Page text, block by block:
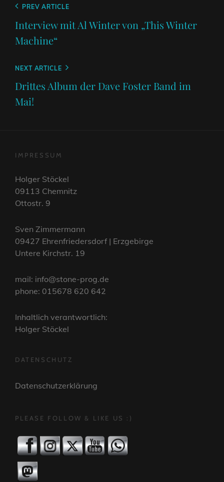
Beitragsnavigation
Previous
PREV ARTICLE
Interview mit Al Winter von „This Winter
Machine“
Next
Post
NEXT ARTICLE
Drittes Album der Dave Foster Band im
Mai!
IMPRESSUM
Holger Stöckel
09113 Chemnitz
Ottostr. 9
Sven Zimmermann
09427 Ehrenfriedersdorf | Erzgebirge
Untere Kirchstr. 19
mail: info@stone-prog.de
phone: 015678 620 642
Inhaltlich verantwortlich:
Holger Stöckel
DATENSCHUTZ
Datenschutzerklärung
PLEASE FOLLOW & LIKE US :)